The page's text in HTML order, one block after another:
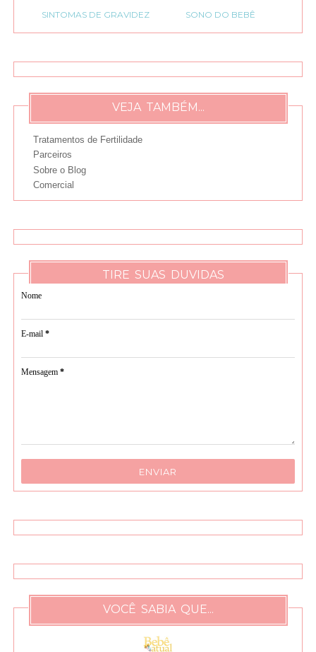
SINTOMAS DE GRAVIDEZ
SONO DO BEBÊ
VEJA TAMBÉM...
Tratamentos de Fertilidade
Parceiros
Sobre o Blog
Comercial
TIRE SUAS DUVIDAS
Nome
E-mail*
Mensagem*
VOCÊ SABIA QUE...